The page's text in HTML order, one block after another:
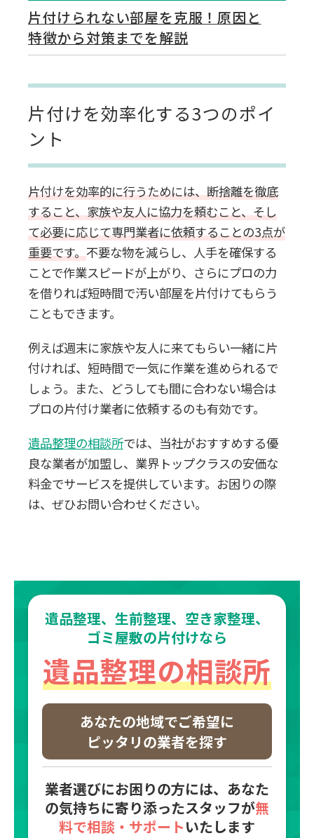
片付けられない部屋を克服！原因と
特徴から対策までを解説
片付けを効率化する3つのポイ
ント
片付けを効率的に行うためには、断捨離を徹底
すること、家族や友人に協力を頼むこと、そし
て必要に応じて専門業者に依頼することの3点が
重要です。不要な物を減らし、人手を確保する
ことで作業スピードが上がり、さらにプロの力
を借りれば短時間で汚い部屋を片付けてもらう
こともできます。
例えば週末に家族や友人に来てもらい一緒に片
付ければ、短時間で一気に作業を進められるで
しょう。また、どうしても間に合わない場合は
プロの片付け業者に依頼するのも有効です。
遺品整理の相談所では、当社がおすすめする優
良な業者が加盟し、業界トップクラスの安価な
料金でサービスを提供しています。お困りの際
は、ぜひお問い合わせください。
遺品整理、生前整理、空き家整理、
ゴミ屋敷の片付けなら
遺品整理の相談所
あなたの地域でご希望に
ピッタリの業者を探す
業者選びにお困りの方には、あなた
の気持ちに寄り添ったスタッフが無
料で相談・サポートいたします